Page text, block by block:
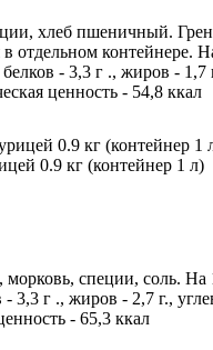
хлеб пшеничный.
в отдельном контейнере.
- 3,3 г ., жиров - 1,7
ценность - 54,8 ккал
0.9 кг (контейнер 1 л)
морковь, специи, соль. На
3,3 г ., жиров - 2,7 г.,
- 65,3 ккал